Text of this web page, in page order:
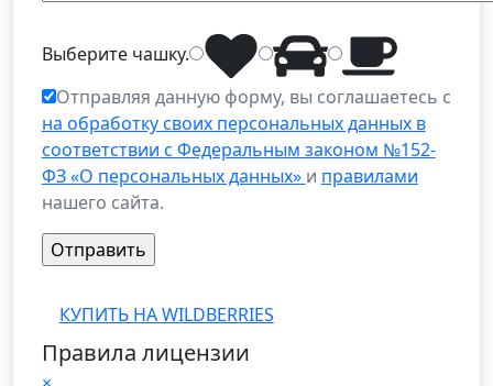
Выберитечашку.
Отправляя данную форму, вы соглашаетесь с
на обработку своих персональных данных в
соответствии с Федеральным законом №152-
ФЗ «О персональных данных» и правилами
нашего сайта.
КУПИТЬ НА WILDBERRIES
Правила лицензии